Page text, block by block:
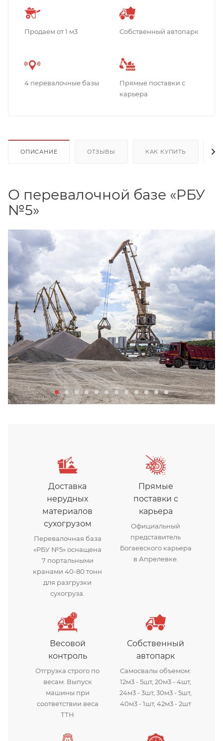
Продаем от 1 м3 Собственный автопарк
4 перевалочные базы
Прямые поставки с
карьера
ОПИСАНИЕ ОТЗЫВЫ КАК КУПИТЬ
О перевалочной базе «РБУ
№5»
Доставка
нерудных
материалов
сухогрузом
Перевалочная база
«РБУ №5» оснащена
7 портальными
кранами 40-80 тонн
для разгрузки
сухогруза.
Прямые
поставки с
карьера
Официальный
представитель
Богаевского карьера
в Апрелевке.
Весовой
контроль
Отгрузка строго по
весам. Выпуск
машины при
соответствии веса
ТТН
Собственный
автопарк
Самосвалы объемом:
12м3 - 5шт, 20м3 - 4шт,
24м3 - 3шт, 30м3 - 5шт,
40м3 - 1шт, 42м3 - 2шт